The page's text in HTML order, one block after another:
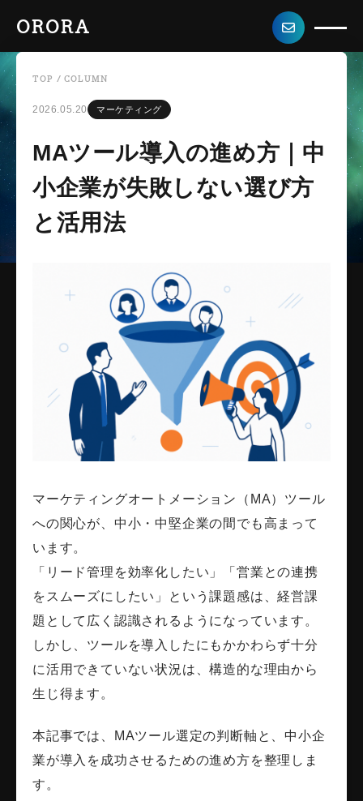
ORORA
TOP /COLUMN
2026.05.20 マーケティング
MAツール導入の進め方｜中
小企業が失敗しない選び方
と活用法
マーケティングオートメーション（MA）ツール
への関心が、中小・中堅企業の間でも高まって
います。
「リード管理を効率化したい」「営業との連携
をスムーズにしたい」という課題感は、経営課
題として広く認識されるようになっています。
しかし、ツールを導入したにもかかわらず十分
に活用できていない状況は、構造的な理由から
生じ得ます。
本記事では、MAツール選定の判断軸と、中小企
業が導入を成功させるための進め方を整理しま
す。